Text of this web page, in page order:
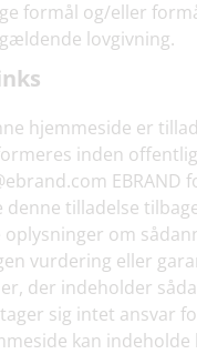
formål og/eller
lovgivning.
hjemmeside er
inden
EBRAND
tilladelse
om
vurdering eller
der indeholder
sig intet ansvar
kan indeholde